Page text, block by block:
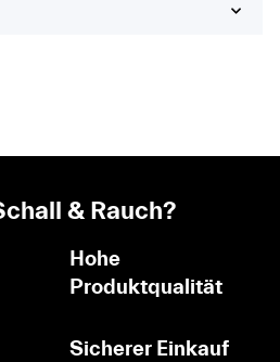
& Rauch?
Hohe
Produktqualität
Sicherer Einkauf